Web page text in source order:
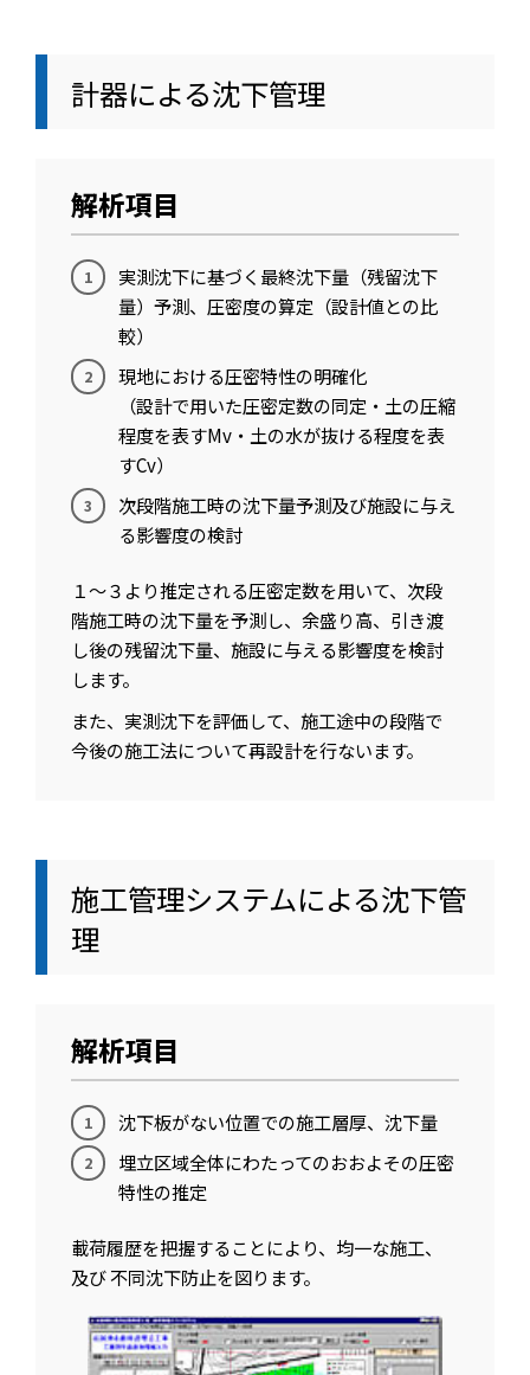
計器による沈下管理
解析項目
実測沈下に基づく最終沈下量（残留沈下
量）予測、圧密度の算定（設計値との比
較）
現地における圧密特性の明確化
（設計で用いた圧密定数の同定・土の圧縮
程度を表すMv・土の水が抜ける程度を表
すCv）
次段階施工時の沈下量予測及び施設に与え
る影響度の検討
１～３より推定される圧密定数を用いて、次段
階施工時の沈下量を予測し、余盛り高、引き渡
し後の残留沈下量、施設に与える影響度を検討
します。
また、実測沈下を評価して、施工途中の段階で
今後の施工法について再設計を行ないます。
施工管理システムによる沈下管
理
解析項目
沈下板がない位置での施工層厚、沈下量
埋立区域全体にわたってのおおよその圧密
特性の推定
載荷履歴を把握することにより、均一な施工、
及び 不同沈下防止を図ります。